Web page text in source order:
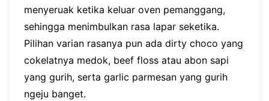
menyeruak ketika keluar oven pemanggang,
sehingga menimbulkan rasa lapar seketika.
Pilihan varian rasanya pun ada dirty choco yang
cokelatnya medok, beef floss atau abon sapi
yang gurih, serta garlic parmesan yang gurih
ngeju banget.